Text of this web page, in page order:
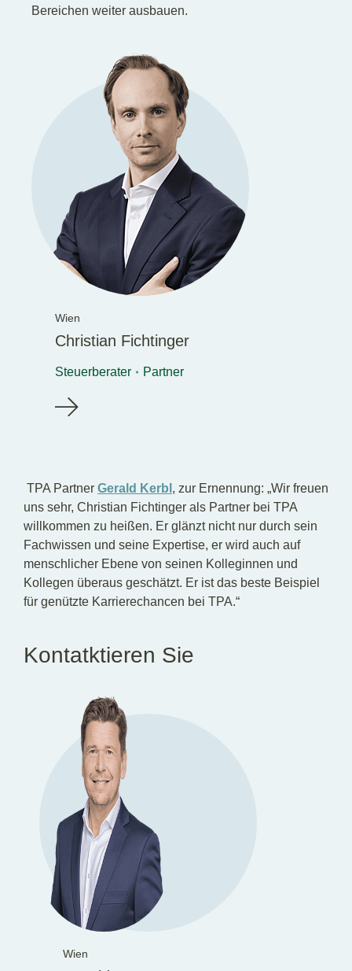
Bereichen weiter ausbauen.
Wien
Christian Fichtinger
Steuerberater Partner
TPA Partner Gerald Kerbl , zur Ernennung: „Wir freuen
uns sehr, Christian Fichtinger als Partner bei TPA
willkommen zu heißen. Er glänzt nicht nur durch sein
Fachwissen und seine Expertise, er wird auch auf
menschlicher Ebene von seinen Kolleginnen und
Kollegen überaus geschätzt. Er ist das beste Beispiel
für genützte Karrierechancen bei TPA.“
Kontatktieren Sie
Wien